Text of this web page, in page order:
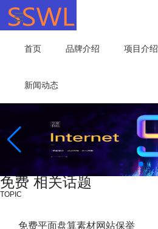
首页 品牌介绍 项目介绍
新闻动态
免费 相关话题
TOPIC
免费平面盘算素材网站保举